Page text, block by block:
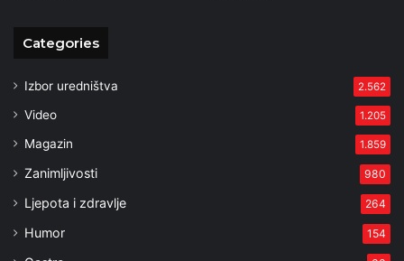
Categories
Izbor uredništva 2.562
Video 1.205
Magazin 1.859
Zanimljivosti 980
Ljepota i zdravlje 264
Humor 154